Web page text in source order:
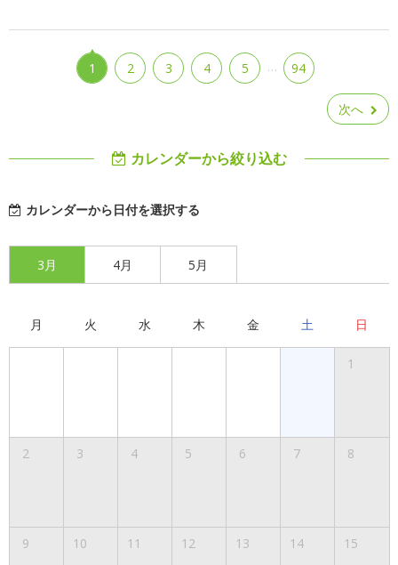
1 2 3 4 5 … 94
次へ
カレンダーから絞り込む
カレンダーから日付を選択する
3月 4月 5月
月 火 水 木 金 土 日
1
2 3 4 5 6 7 8
9 10 11 12 13 14 15